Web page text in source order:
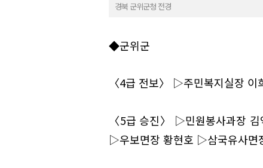
경북 군위군청 전경
◆군위군
〈4급 전보〉 ▷주민복지실장 이
〈5급 승진〉 ▷민원봉사과장
▷우보면장 황현호 ▷삼국유사면